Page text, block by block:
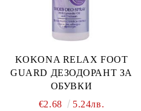
KOKONA RELAX FOOT
GUARD ДЕЗОДОРАНТ ЗА
ОБУВКИ
€2.68
5.24лв.